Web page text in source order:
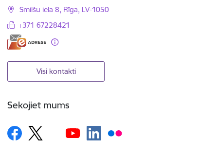
Smilšu iela 8, Rīga, LV-1050
+371 67228421
Visi kontakti
Sekojiet mums